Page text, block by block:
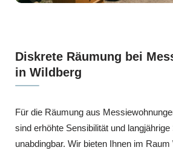
Diskrete Räumung bei
in Wildberg
Für die Räumung aus
sind erhöhte Sensibilität und
unabdingbar. Wir bieten Ihnen im Raum